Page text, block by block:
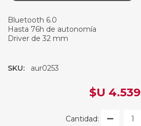
Bluetooth 6.0
Hasta 76h de autonomía
Driver de 32 mm
SKU: aur0253
$U 4.539
Cantidad: